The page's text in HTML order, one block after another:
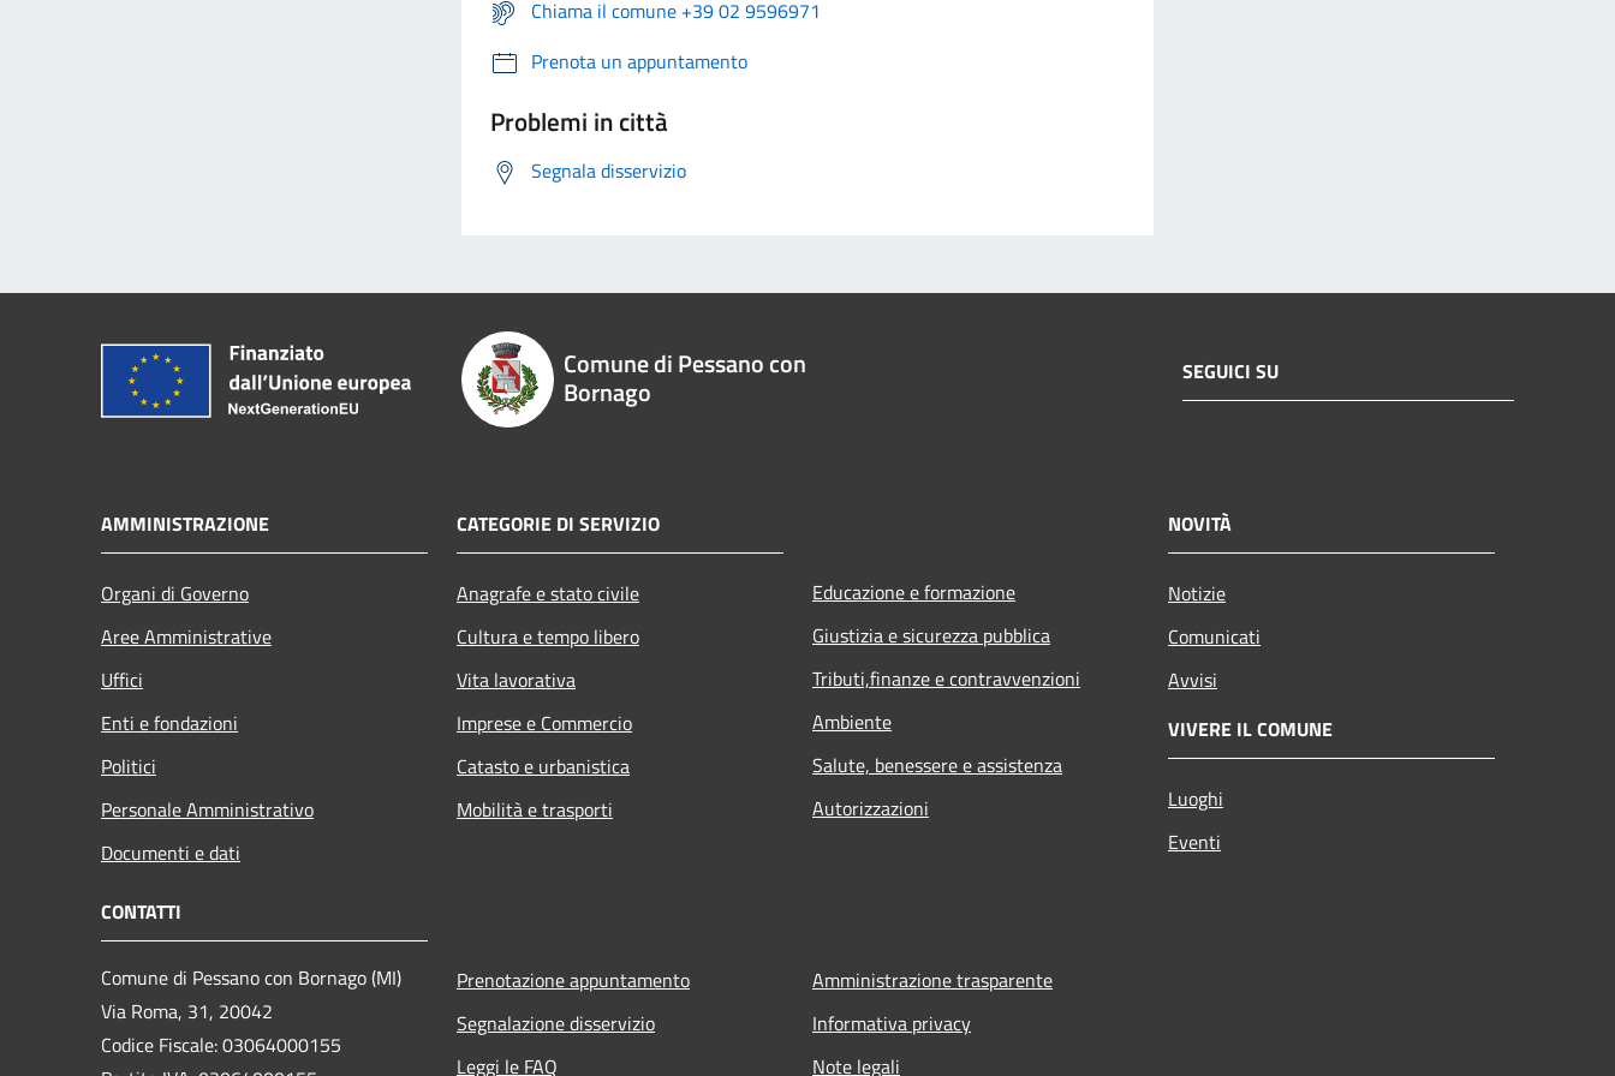
Chiama il comune +39 02 9596971
Prenota un appuntamento
Problemi in città
Segnala disservizio
Comune di Pessano con
Bornago
SEGUICI SU
AMMINISTRAZIONE
Organi di Governo
Aree Amministrative
Uffici
Enti e fondazioni
Politici
Personale Amministrativo
Documenti e dati
CATEGORIE DI SERVIZIO
Anagrafe e stato civile
Cultura e tempo libero
Vita lavorativa
Imprese e Commercio
Catasto e urbanistica
Mobilità e trasporti
Educazione e formazione
Giustizia e sicurezza pubblica
Tributi,finanze e contravvenzioni
Ambiente
Salute, benessere e assistenza
Autorizzazioni
NOVITÀ
Notizie
Comunicati
Avvisi
VIVERE IL COMUNE
Luoghi
Eventi
CONTATTI
Comune di Pessano con Bornago (MI)
Via Roma, 31, 20042
Codice Fiscale: 03064000155
Prenotazione appuntamento
Segnalazione disservizio
Leggi le FAQ
Amministrazione trasparente
Informativa privacy
Note legali